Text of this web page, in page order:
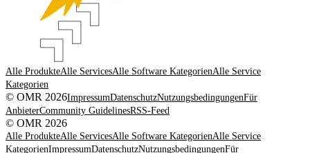
Alle ProdukteAlle ServicesAlle Software KategorienAlle Service
Kategorien
© OMR 2026ImpressumDatenschutzNutzungsbedingungenFür
AnbieterCommunity GuidelinesRSS-Feed
© OMR 2026
Alle ProdukteAlle ServicesAlle Software KategorienAlle Service
KategorienImpressumDatenschutzNutzungsbedingungenFür